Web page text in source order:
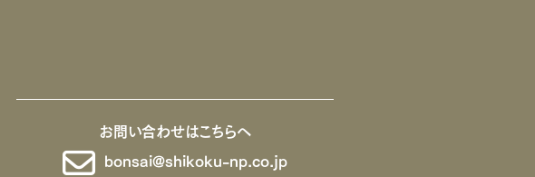
お問い合わせはこちらへ
bonsai@shikoku-np.co.jp